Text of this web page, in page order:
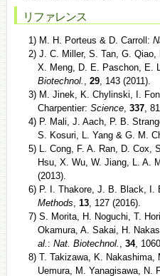
リファレンス
1) M. H. Porteus & D. Carroll:
2) J. C. Miller, S. Tan, G.
X. Meng, D. E. Paschon, E.
Biotechnol. , 29, 143 (2011).
3) M. Jinek, K. Chylinski, I.
Charpentier: Science, 337,
4) P. Mali, J. Aach, P. B.
S. Kosuri, L. Yang & G. M.
5) L. Cong, F. A. Ran, D. Cox,
Hsu, X. Wu, W. Jiang, L. A.
(2013).
6) P. I. Thakore, J. B. Black, I.
Methods, 13, 127 (2016).
7) S. Morita, H. Noguchi, T.
Okamura, A. Sakai, H.
al. : Nat. Biotechnol. , 34,
8) T. Takizawa, K. Nakashima,
Uemura, M. Yanagisawa, N.